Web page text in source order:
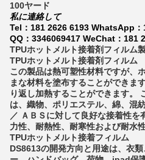
100ヤード
私に連絡して
Tel：181 2626 6193 WhatsApp
QQ：3346069417 WeChat：181
TPUホットメルト接着剤フィルム
TPUホットメルト接着剤フィルム
この製品は熱可塑性材料ですが、
まな材料を塗布することができま
り返し加熱することができます。
は、織物、ポリエステル、綿、混
／ ＡＢＳに対して良好な接着性
力性、耐熱性、耐寒性および耐水
TPUホットメルト接着フィルム
DS8613の開発方向と用途は、衣